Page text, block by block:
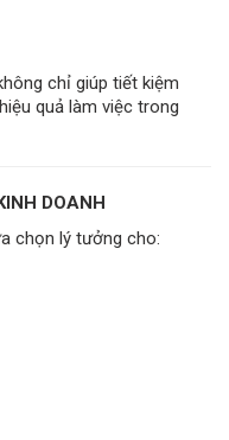
chỉ giúp tiết kiệm
quả làm việc trong
DOANH
chọn lý tưởng cho: